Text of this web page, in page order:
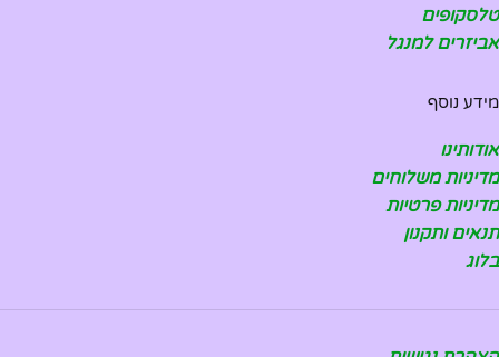
טלסקופים
אביזרים למנגל
מידע נוסף
אודותינו
מדיניות משלוחים
מדיניות פרטיות
תנאים ותקנון
בלוג